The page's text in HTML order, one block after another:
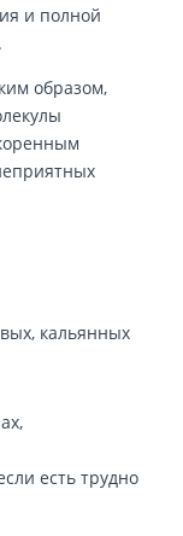
и полной
образом,
кальянных
есть трудно